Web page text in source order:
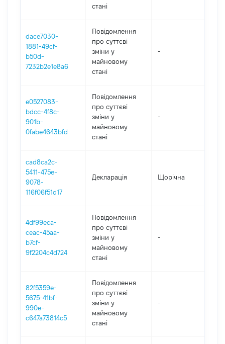
стані
dace7030-
1881-49cf-
b50d-
7232b2e1e8a6
Повідомлення
про суттєві
зміни y
майновому
стані
-
e0527083-
bdcc-4f8c-
901b-
0fabe4643bfd
Повідомлення
про суттєві
зміни y
майновому
стані
-
cad8ca2c-
5411-475e-
9078-
116f06f51d17
Декларація Щорічна
4df99eca-
ceac-45aa-
b7cf-
9f2204c4d724
Повідомлення
про суттєві
зміни y
майновому
стані
-
82f5359e-
5675-41bf-
990e-
c647a73814c5
Повідомлення
про суттєві
зміни y
майновому
стані
-